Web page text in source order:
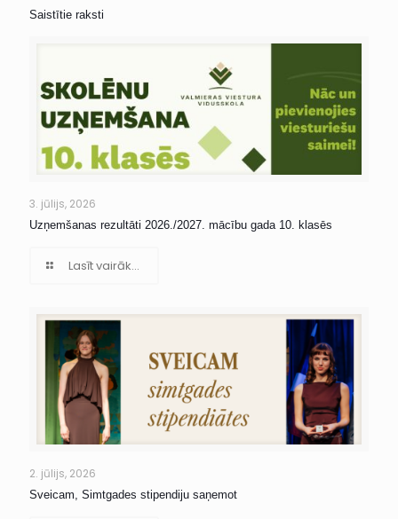
Saistītie raksti
3. jūlijs, 2026
Uzņemšanas rezultāti 2026./2027. mācību gada 10. klasēs
Lasīt vairāk...
2. jūlijs, 2026
Sveicam, Simtgades stipendiju saņemot